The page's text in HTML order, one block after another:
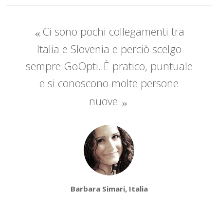
Ci sono pochi collegamenti tra
Italia e Slovenia e perciò scelgo
sempre GoOpti. È pratico, puntuale
e si conoscono molte persone
nuove.
Barbara Simari, Italia